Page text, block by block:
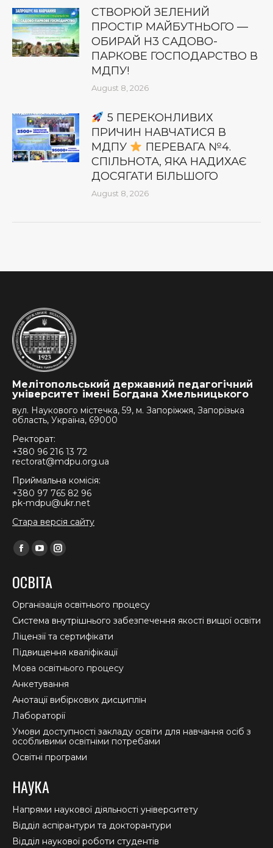
СТВОРЮЙ ЗЕЛЕНИЙ
ПРОСТІР МАЙБУТНЬОГО —
ОБИРАЙ Н3 САДОВО-
ПАРКОВЕ ГОСПОДАРСТВО В
МДПУ!
August 8, 2026
5 ПЕРЕКОНЛИВИХ
ПРИЧИН НАВЧАТИСЯ В
МДПУ
ПЕРЕВАГА №4.
СПІЛЬНОТА, ЯКА НАДИХАЄ
ДОСЯГАТИ БІЛЬШОГО
August 8, 2026
Мелітопольський державний педагогічний
університет імені Богдана Хмельницького
вул. Наукового містечка, 59, м. Запоріжжя, Запорізька
область, Україна, 69000
Ректорат:
+380 96 216 13 72
rectorat@mdpu.org.ua
Приймальна комісія:
+380 97 765 82 96
pk-mdpu@ukr.net
Стара версія сайту
Find us on:
Facebook
opens
in
new
window
YouTube
opens
in
new
window
Instagram
in
new
window
ОСВІТА
Організація освітнього процесу
Система внутрішнього забезпечення якості вищої освіти
Ліцензії та сертифікати
Підвищення кваліфікації
Мова освітнього процесу
Анкетування
Анотації вибіркових дисциплін
Лабораторії
Умови доступності закладу освіти для навчання осіб з
особливими освітніми потребами
Освітні програми
НАУКА
Напрями наукової діяльності університету
Відділ аспірантури та докторантури
Відділ наукової роботи студентів